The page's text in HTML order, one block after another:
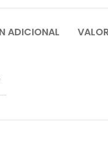
ADICIONAL